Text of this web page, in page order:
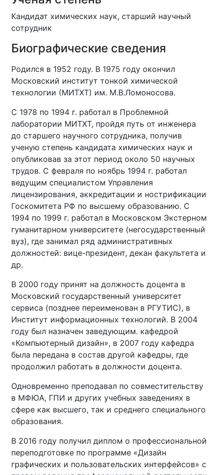
Кандидат химических наук, старший научный
сотрудник
Биографические сведения
Родился в 1952 году. В 1975 году окончил
Московский институт тонкой химической
технологии (МИТХТ) им. М.В.Ломоносова.
С 1978 по 1994 г. работал в Проблемной
лаборатории МИТХТ, пройдя путь от инженера
до старшего научного сотрудника, получив
ученую степень кандидата химических наук и
опубликовав за этот период около 50 научных
трудов. С февраля по ноябрь 1994 г. работал
ведущим специалистом Управления
лицензирования, аккредитации и нострификации
Госкомитета РФ по высшему образованию. С
1994 по 1999 г. работал в Московском Экстерном
гуманитарном университете (негосударственный
вуз), где занимал ряд административных
должностей: вице-президент, декан факультета и
др.
В 2000 году принят на должность доцента в
Московский государственный университет
сервиса (позднее переименован в РГУТИС), в
Институт информационных технологий. В 2004
году был назначен заведующим. кафедрой
«Компьютерный дизайн», в 2007 году кафедра
была передана в состав другой кафедры, где
продолжил работать в должности доцента.
Одновременно преподавал по совместительству
в МФЮА, ГПИ и других учебных заведениях в
сфере как высшего, так и среднего специального
образования.
В 2016 году получил диплом о профессиональной
переподготовке по программе «Дизайн
графических и пользовательских интерфейсов» с